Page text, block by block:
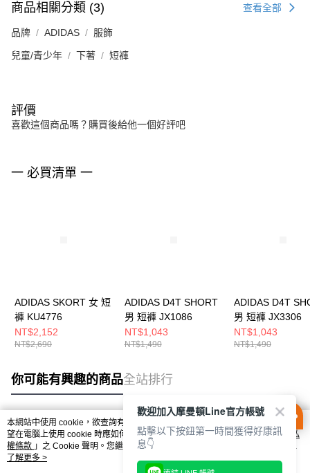
商品相關分類 (3) 查看全部
品牌 ADIDAS 服飾
兒童/青少年 下著 短褲
評價
喜歡這個商品嗎？購買後給他一個好評吧
一 必買清單 一
ADIDAS SKORT 女 短
褲 KU4776
NT$2,152
NT$2,690
ADIDAS D4T SHORT
男 短褲 JX1086
NT$1,043
NT$1,490
ADIDAS D4T
男 短褲 JX3306
NT$1,043
NT$1,490
你可能有興趣的商品全站排行
熱門標籤
本網站中使用 cookie，欲查詢有關本網站使用 cookie 方式之詳情，及若您不希
望在電腦上使用 cookie 時應如何變更電腦的 cookie 設定，請參閱本網站「
隱私
權條款 」之 Cookie 聲明。您繼續使用本網站即表示您同意本公司得按本網站使
用條款之 Cookie 聲明使用 cookie。
了解更多 >
歡迎加入摩曼頓Line官方帳號
點擊以下按鈕第一時間獲得好康訊
息👇